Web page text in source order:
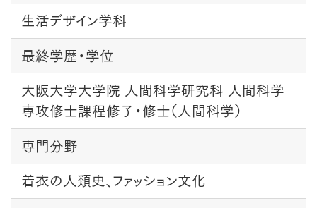
生活デザイン学科
最終学歴・学位
大阪大学大学院 人間科学研究科 人間科学
専攻修士課程修了・修士（人間科学）
専門分野
着衣の人類史、ファッション文化